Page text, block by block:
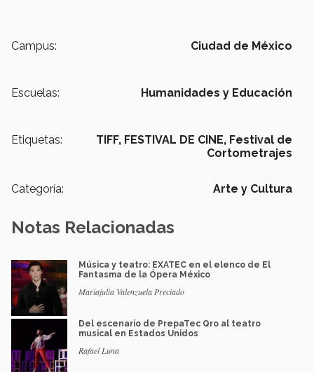
Campus: Ciudad de México
Escuelas: Humanidades y Educación
Etiquetas: TIFF, FESTIVAL DE CINE, Festival de
Cortometrajes
Categoría: Arte y Cultura
Notas Relacionadas
Música y teatro: EXATEC en el elenco de El
Fantasma de la Ópera México
Mariajulia Valenzuela Preciado
Del escenario de PrepaTec Qro al teatro
musical en Estados Unidos
Rafael Luna